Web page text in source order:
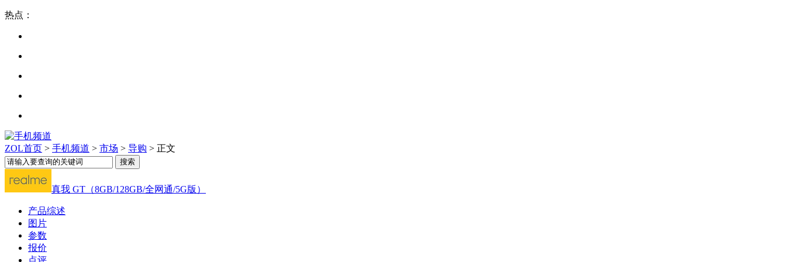
热点：
ZOL首页 > 手机频道 > 市场 > 导购 > 正文
真我 GT（8GB/128GB/全网通/5G版）
产品综述
图片
参数
报价
点评